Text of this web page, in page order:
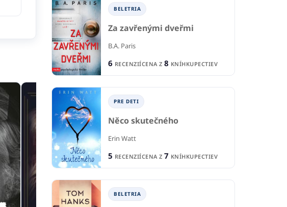
BELETRIA
Za zavřenými dveřmi
B.A. Paris
6 RECENZIÍCENA Z 8 KNÍHKUPECTIEV
PRE DETI
Něco skutečného
Erin Watt
5 RECENZIÍCENA Z 7 KNÍHKUPECTIEV
BELETRIA